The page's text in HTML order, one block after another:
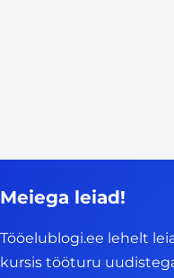
Meiega leiad!
Tööelublogi.ee lehelt
kursis tööturu